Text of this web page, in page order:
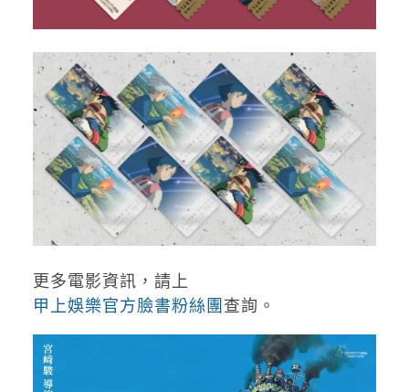
更多電影資訊，請上
甲上娛樂官方臉書粉絲團 查詢。